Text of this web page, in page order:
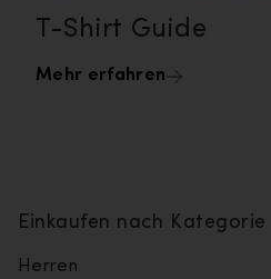
T-Shirt Guide
Mehr erfahren
Einkaufen nach Kategorie
Herren